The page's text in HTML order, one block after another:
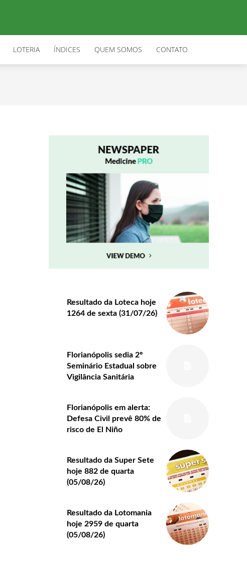
LOTERIA ÍNDICES QUEM SOMOS CONTATO
Resultado da Loteca hoje
1264 de sexta (31/07/26)
Florianópolis sedia 2º
Seminário Estadual sobre
Vigilância Sanitária
Florianópolis em alerta:
Defesa Civil prevê 80% de
risco de El Niño
Resultado da Super Sete
hoje 882 de quarta
(05/08/26)
Resultado da Lotomania
hoje 2959 de quarta
(05/08/26)